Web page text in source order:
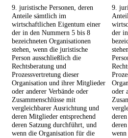
9. juristische Personen, deren
Anteile sämtlich im
wirtschaftlichen Eigentum einer
der in den Nummern 5 bis 8
bezeichneten Organisationen
stehen, wenn die juristische
Person ausschließlich die
Rechtsberatung und
Prozessvertretung dieser
Organisation und ihrer Mitglieder
oder anderer Verbände oder
Zusammenschlüsse mit
vergleichbarer Ausrichtung und
deren Mitglieder entsprechend
deren Satzung durchführt, und
wenn die Organisation für die
9.
der
oder